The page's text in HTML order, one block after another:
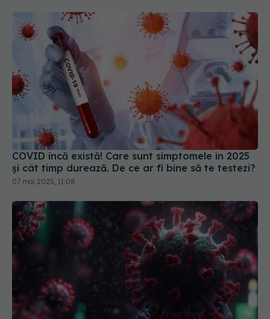
COVID încă există! Care sunt simptomele în 2025
și cât timp durează. De ce ar fi bine să te testezi?
07 mai 2025, 11:08